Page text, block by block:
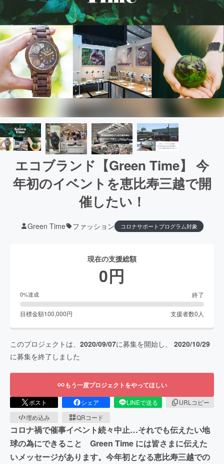
エコブランド【Green Time】 今
年初のイベントを恵比寿三越で開
催したい！
Green Time ファッション コロナサポートプログラム対象
現在の支援総額
0円
0%達成 終了
目標金額100,000円 支援者数0 人
このプロジェクトは、 2020/09/07に募集を開始し、 2020/10/29
に募集を終了しました
もう一度プロジェクトをやってほしい
ポスト シェア LINEで送る
URLコピー
埋め込み
QRコード
コロナ禍で催事イベント続々中止…それでも伝えたい地
球の為にできること Green Time には皆さまに伝えた
いメッセージがあります。今年初となる恵比寿三越での